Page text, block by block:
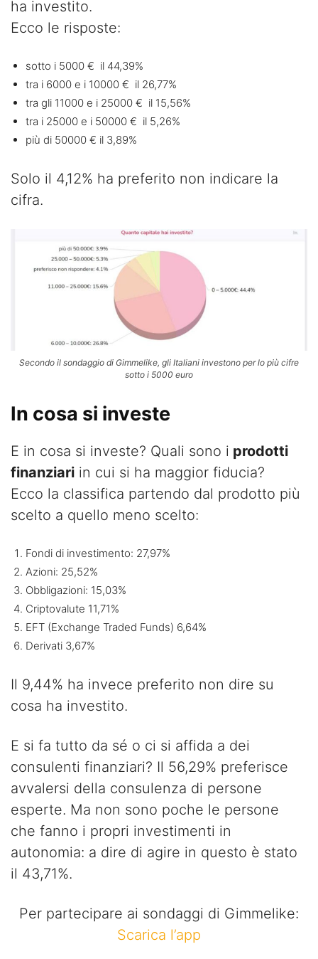
ha investito.
Ecco le risposte:
sotto i 5000 € il 44,39%
tra i 6000 e i 10000 € il 26,77%
tra gli 11000 e i 25000 € il 15,56%
tra i 25000 e i 50000 € il 5,26%
più di 50000 € il 3,89%
Solo il 4,12% ha preferito non indicare la
cifra.
Secondo il sondaggio di Gimmelike, gli Italiani investono per lo più cifre
sotto i 5000 euro
In cosa si investe
E in cosa si investe? Quali sono i prodotti
finanziari in cui si ha maggior fiducia?
Ecco la classifica partendo dal prodotto più
scelto a quello meno scelto:
Fondi di investimento: 27,97%
Azioni: 25,52%
Obbligazioni: 15,03%
Criptovalute 11,71%
EFT (Exchange Traded Funds) 6,64%
Derivati 3,67%
Il 9,44% ha invece preferito non dire su
cosa ha investito.
E si fa tutto da sé o ci si affida a dei
consulenti finanziari? Il 56,29% preferisce
avvalersi della consulenza di persone
esperte. Ma non sono poche le persone
che fanno i propri investimenti in
autonomia: a dire di agire in questo è stato
il 43,71%.
Per partecipare ai sondaggi di Gimmelike:
Scarica l’app